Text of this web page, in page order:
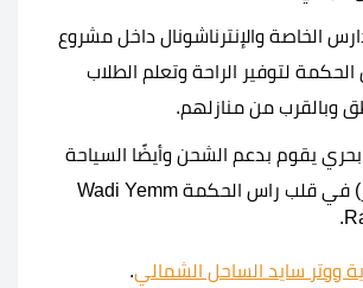
الخاصة والإنترناشونال داخل مشروع
لتوفير الراحة وتعلم الطلاب
وبالقرب من منازلهم.
يقوم بدعم الشحن وأيضًا السياحة
البحرية (كروز) في قلب راس الحكمة Wadi Yemm
ووتر سايد الساحل الشمالي.